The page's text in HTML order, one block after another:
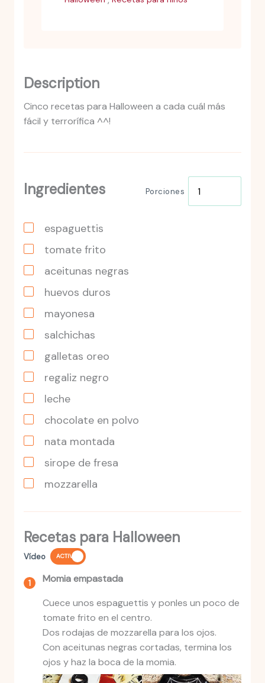
Description
Cinco recetas para Halloween a cada cuál más
fácil y terrorífica ^^!
Ingredientes Porciones
espaguettis
tomate frito
aceitunas negras
huevos duros
mayonesa
salchichas
galletas oreo
regaliz negro
leche
chocolate en polvo
nata montada
sirope de fresa
mozzarella
Recetas para Halloween
Vídeo ACTIVO
Momia empastada
Cuece unos espaguettis y ponles un poco de
tomate frito en el centro.
Dos rodajas de mozzarella para los ojos.
Con aceitunas negras cortadas, termina los
ojos y haz la boca de la momia.